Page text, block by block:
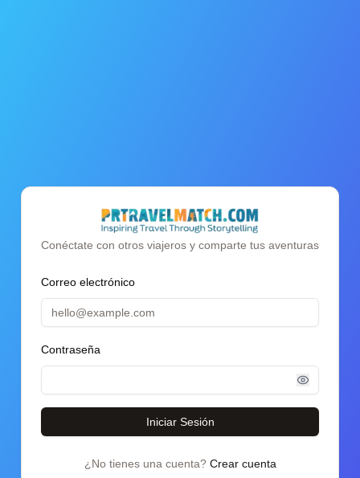
Conéctate con otros viajeros y comparte tus aventuras
Correo electrónico
Contraseña
Iniciar Sesión
¿No tienes una cuenta? Crear cuenta